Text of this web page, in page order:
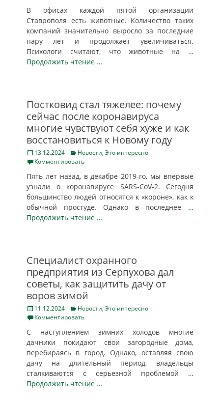
В офисах каждой пятой организации
Ставрополя есть животные. Количество таких
компаний значительно выросло за последние
пару лет и продолжает увеличиваться.
Психологи считают, что животные на …
Продолжить чтение …
Постковид стал тяжелее: почему
сейчас после коронавируса
многие чувствуют себя хуже и как
восстановиться к Новому году
Posted
on
13.12.2024 Categories
Новости, Это интересно
Комментировать
Пять лет назад, в декабре 2019-го, мы впервые
узнали о коронавирусе SARS-CoV-2. Сегодня
большинство людей относятся к «короне», как к
обычной простуде. Однако в последнее …
Продолжить чтение …
Специалист охранного
предприятия из Серпухова дал
советы, как защитить дачу от
воров зимой
Posted
on
11.12.2024 Categories
Новости, Это интересно
Комментировать
С наступлением зимних холодов многие
дачники покидают свои загородные дома,
перебираясь в город. Однако, оставляя свою
дачу на длительный период, владельцы
сталкиваются с серьезной проблемой …
Продолжить чтение …